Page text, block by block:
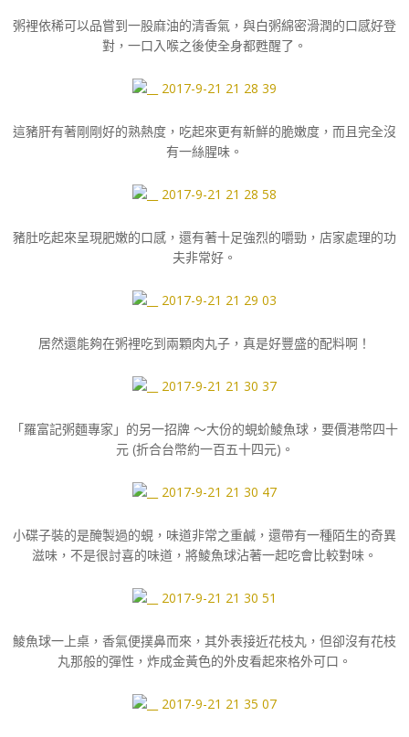
粥裡依稀可以品嘗到一股麻油的清香氣，與白粥綿密滑潤的口感好登
對，一口入喉之後使全身都甦醒了。
這豬肝有著剛剛好的熟熱度，吃起來更有新鮮的脆嫩度，而且完全沒
有一絲腥味。
豬肚吃起來呈現肥嫩的口感，還有著十足強烈的嚼勁，店家處理的功
夫非常好。
居然還能夠在粥裡吃到兩顆肉丸子，真是好豐盛的配料啊！
「羅富記粥麵專家」的另一招牌 ～大份的蜆蚧鯪魚球，要價港幣四十
元 (折合台幣約一百五十四元)。
小碟子裝的是醃製過的蜆，味道非常之重鹹，還帶有一種陌生的奇異
滋味，不是很討喜的味道，將鯪魚球沾著一起吃會比較對味。
鯪魚球一上桌，香氣便撲鼻而來，其外表接近花枝丸，但卻沒有花枝
丸那般的彈性，炸成金黃色的外皮看起來格外可口。